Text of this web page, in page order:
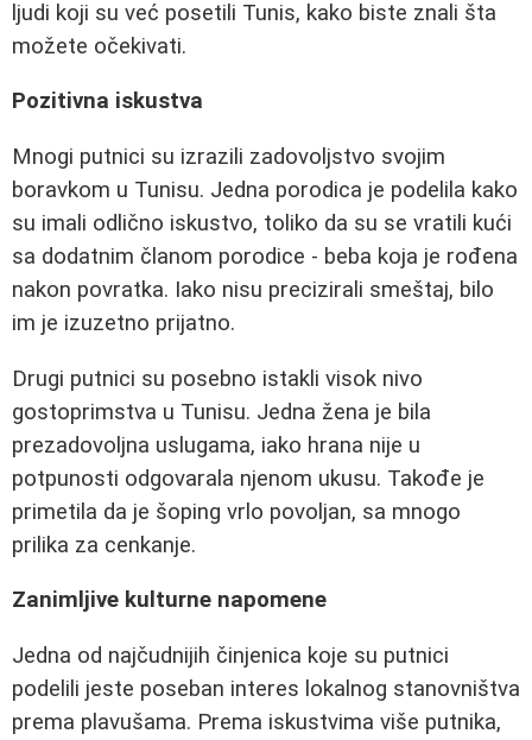
ljudi koji su već posetili Tunis, kako biste znali šta
možete očekivati.
Pozitivna iskustva
Mnogi putnici su izrazili zadovoljstvo svojim
boravkom u Tunisu. Jedna porodica je podelila kako
su imali odlično iskustvo, toliko da su se vratili kući
sa dodatnim članom porodice - beba koja je rođena
nakon povratka. Iako nisu precizirali smeštaj, bilo
im je izuzetno prijatno.
Drugi putnici su posebno istakli visok nivo
gostoprimstva u Tunisu. Jedna žena je bila
prezadovoljna uslugama, iako hrana nije u
potpunosti odgovarala njenom ukusu. Takođe je
primetila da je šoping vrlo povoljan, sa mnogo
prilika za cenkanje.
Zanimljive kulturne napomene
Jedna od najčudnijih činjenica koje su putnici
podelili jeste poseban interes lokalnog stanovništva
prema plavušama. Prema iskustvima više putnika,